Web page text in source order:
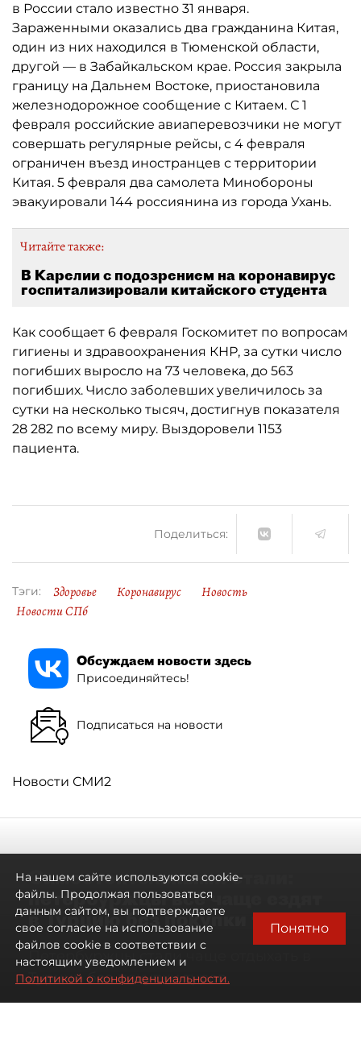
в России стало известно 31 января.
Зараженными оказались два гражданина Китая,
один из них находился в Тюменской области,
другой — в Забайкальском крае. Россия закрыла
границу на Дальнем Востоке, приостановила
железнодорожное сообщение с Китаем. С 1
февраля российские авиаперевозчики не могут
совершать регулярные рейсы, с 4 февраля
ограничен въезд иностранцев с территории
Китая. 5 февраля два самолета Минобороны
эвакуировали 144 россиянина из города Ухань.
Читайте также:
В Карелии с подозрением на коронавирус
госпитализировали китайского студента
Как сообщает 6 февраля Госкомитет по вопросам
гигиены и здравоохранения КНР, за сутки число
погибших выросло на 73 человека, до 563
погибших. Число заболевших увеличилось за
сутки на несколько тысяч, достигнув показателя
28 282 по всему миру. Выздоровели 1153
пациента.
Поделиться:
Тэги: Здоровье Коронавирус
Новость
Новости СПб
Обсуждаем новости здесь
Присоединяйтесь!
Подписаться на новости
Новости СМИ2
Самостоятельными стали:
петербуржцы всё чаще ездят
в Турцию без покупки туров
Петербуржцы стали чаще отдыхать в
Турции без покупки туров
На нашем сайте используются cookie-
файлы. Продолжая пользоваться
данным сайтом, вы подтверждаете
свое согласие на использование
файлов cookie в соответствии с
настоящим уведомлением и
Политикой о конфиденциальности.
Понятно